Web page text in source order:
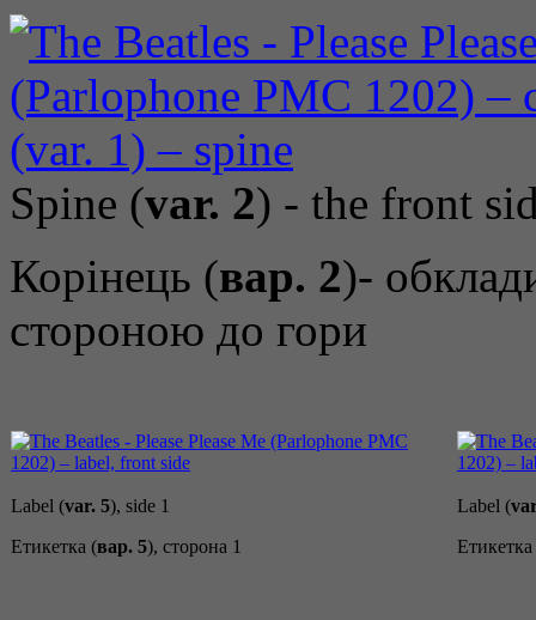
Spine (var. 2) - the front
Корінець (вар. 2)-
стороною до гори
Label (var. 5), side 1
Етикетка (вар. 5), сторона 1
Label (
Етикетка